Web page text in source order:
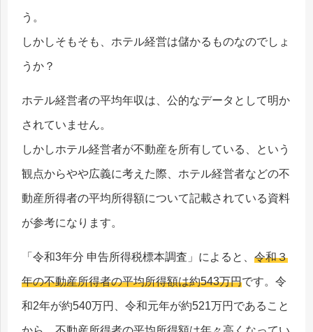
う。
しかしそもそも、ホテル経営は儲かるものなのでしょ
うか？
ホテル経営者の平均年収は、公的なデータとして明か
されていません。
しかしホテル経営者が不動産を所有している、という
観点からやや広義に考えた際、ホテル経営者などの不
動産所得者の平均所得額について記載されている資料
が参考になります。
「令和3年分 申告所得税標本調査」によると、令和３
年の不動産所得者の平均所得額は約543万円です。令
和2年が約540万円、令和元年が約521万円であること